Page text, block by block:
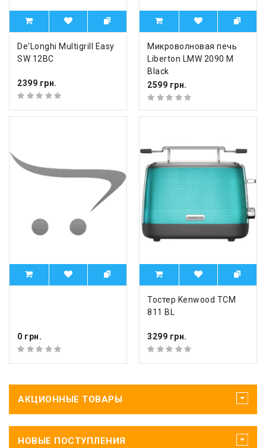
De'Longhi Multigrill Easy
SW 12BC
2399 грн.
Микроволновая печь
Liberton LMW 2090 M
Black
2599 грн.
0 грн.
Тостер Kenwood TCM
811 BL
3299 грн.
АКЦИОННЫЕ ТОВАРЫ
НОВЫЕ ПОСТУПЛЕНИЯ